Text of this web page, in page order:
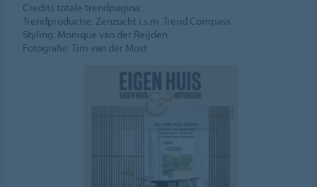
Credits totale trendpagina:
Trendproductie: Zenzucht i.s.m. Trend Compass
Styling: Monique van der Reijden
Fotografie: Tim van der Most